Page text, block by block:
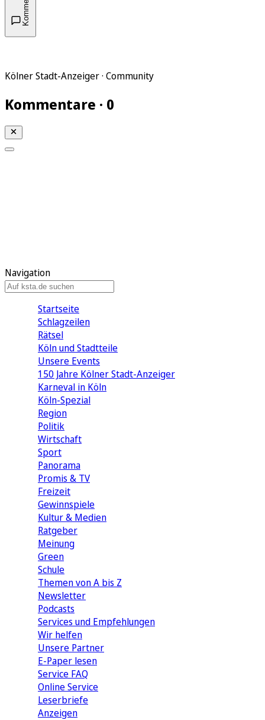
Kölner Stadt-Anzeiger · Community
Kommentare · 0
Navigation
Startseite
Schlagzeilen
Rätsel
Köln und Stadtteile
Unsere Events
150 Jahre Kölner Stadt-Anzeiger
Karneval in Köln
Köln-Spezial
Region
Politik
Wirtschaft
Sport
Panorama
Promis & TV
Freizeit
Gewinnspiele
Kultur & Medien
Ratgeber
Meinung
Green
Schule
Themen von A bis Z
Newsletter
Podcasts
Services und Empfehlungen
Wir helfen
Unsere Partner
E-Paper lesen
Service FAQ
Online Service
Leserbriefe
Anzeigen